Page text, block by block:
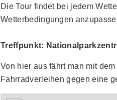
Die Tour findet bei jedem
Wetterbedingungen
Treffpunkt:
Von hier aus fährt man mit
Fahrradverleihen gegen eine